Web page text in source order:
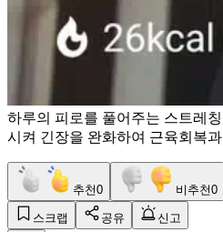
하루의 피로를 풀어주는 스트레
시켜 긴장을 완화하여 근육회복
추천0 비추천0
스크랩 공유 신고